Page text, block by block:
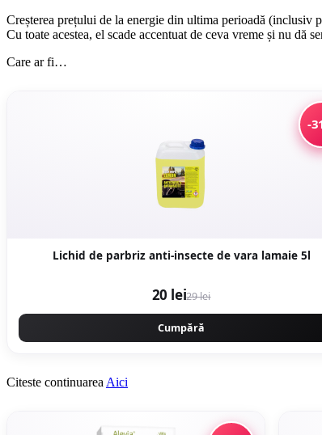
Creșterea prețului de la energie din ultima perioadă (inclusiv
Cu toate acestea, el scade accentuat de ceva vreme și nu dă
Care ar fi…
-
Lichid de parbriz anti-insecte de vara lamaie 5l
20 lei29 lei
Cumpără
Citeste continuarea Aici